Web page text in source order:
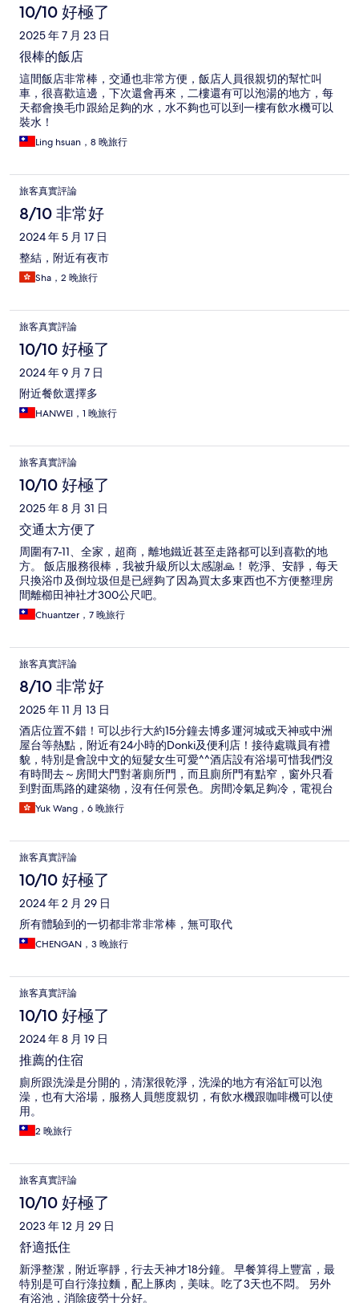
10/10 好極了
2025 年 7 月 23 日
很棒的飯店
這間飯店非常棒，交通也非常方便，飯店人員很親切的幫忙叫
車，很喜歡這邊，下次還會再來，二樓還有可以泡湯的地方，每
天都會換毛巾跟給足夠的水，水不夠也可以到一樓有飲水機可以
裝水！
Ling hsuan，8 晚旅行
旅客真實評論
8/10 非常好
2024 年 5 月 17 日
整結，附近有夜市
Sha，2 晚旅行
旅客真實評論
10/10 好極了
2024 年 9 月 7 日
附近餐飲選擇多
HANWEI，1 晚旅行
旅客真實評論
10/10 好極了
2025 年 8 月 31 日
交通太方便了
周圍有7-11、全家，超商，離地鐵近甚至走路都可以到喜歡的地
方。 飯店服務很棒，我被升級所以太感謝🙏！ 乾淨、安靜，每天
只換浴巾及倒垃圾但是已經夠了因為買太多東西也不方便整理房
間離櫛田神社才300公尺吧。
Chuantzer，7 晚旅行
旅客真實評論
8/10 非常好
2025 年 11 月 13 日
酒店位置不錯！可以步行大約15分鐘去博多運河城或天神或中洲
屋台等熱點，附近有24小時的Donki及便利店！接待處職員有禮
貌，特別是會說中文的短髮女生可愛^^酒店設有浴場可惜我們沒
有時間去～房間大門對著廁所門，而且廁所門有點窄，窗外只看
到對面馬路的建築物，沒有任何景色。房間冷氣足夠冷，電視台
不多，清潔度合格，平時渡過了7天：）
Yuk Wang，6 晚旅行
旅客真實評論
10/10 好極了
2024 年 2 月 29 日
所有體驗到的一切都非常非常棒，無可取代
CHENGAN，3 晚旅行
旅客真實評論
10/10 好極了
2024 年 8 月 19 日
推薦的住宿
廁所跟洗澡是分開的，清潔很乾淨，洗澡的地方有浴缸可以泡
澡，也有大浴場，服務人員態度親切，有飲水機跟咖啡機可以使
用。
2 晚旅行
旅客真實評論
10/10 好極了
2023 年 12 月 29 日
舒適抵住
新淨整潔，附近寧靜，行去天神才18分鐘。 早餐算得上豐富，最
特別是可自行淥拉麵，配上豚肉，美味。吃了3天也不悶。 另外
有浴池，消除疲勞十分好。